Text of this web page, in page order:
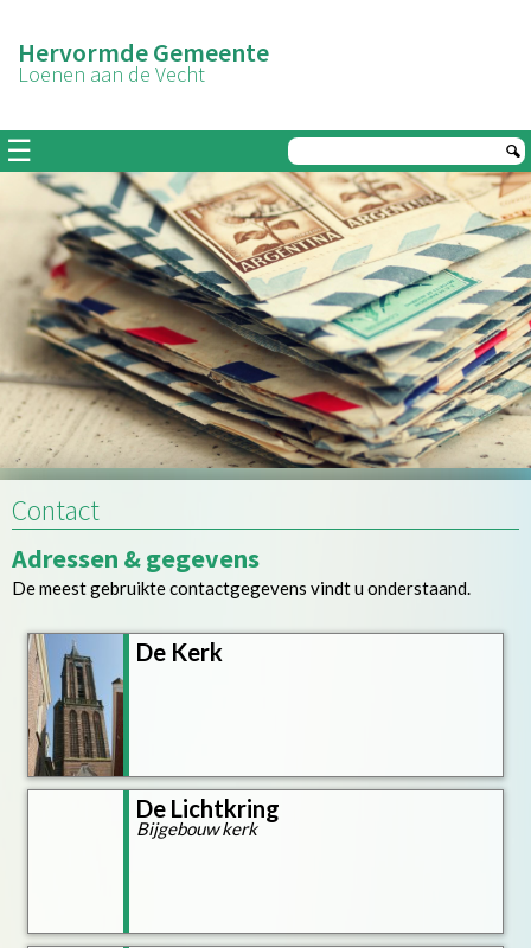
Hervormde Gemeente
Loenen aan de Vecht
☰
Contact
Adressen & gegevens
De meest gebruikte contactgegevens vindt u onderstaand.
De Kerk
De Lichtkring
Bijgebouw kerk